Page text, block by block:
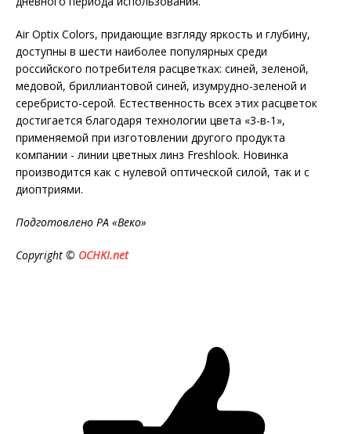
Air Optix Colors, придающие взгляду яркость и глубину,
доступны в шести наиболее популярных среди
российского потребителя расцветках: синей, зеленой,
медовой, бриллиантовой синей, изумрудно-зеленой и
серебристо-серой. Естественность всех этих расцветок
достигается благодаря технологии цвета «3-в-1»,
применяемой при изготовлении другого продукта
компании - линии цветных линз Freshlook. Новинка
производится как с нулевой оптической силой, так и с
диоптриями.
Подготовлено РА «Веко»
Copyright © OCHKI.net